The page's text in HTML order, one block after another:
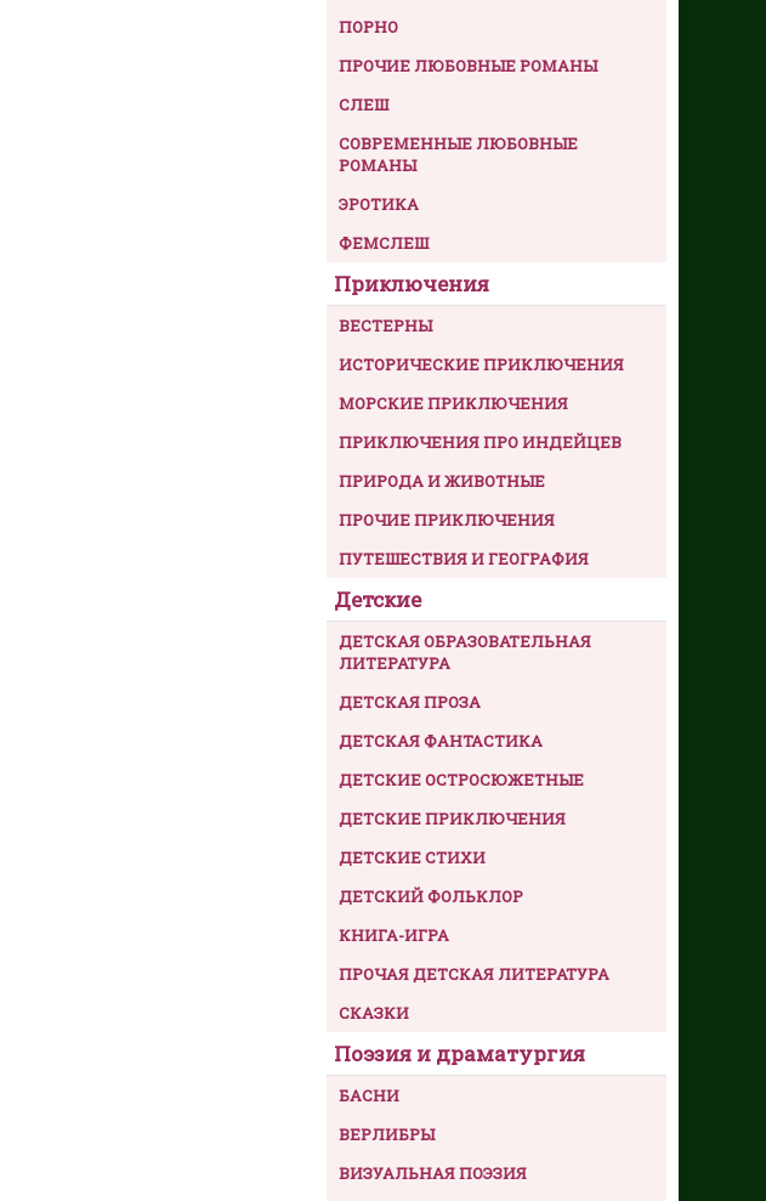
ПОРНО
ПРОЧИЕ ЛЮБОВНЫЕ РОМАНЫ
СЛЕШ
СОВРЕМЕННЫЕ ЛЮБОВНЫЕ
РОМАНЫ
ЭРОТИКА
ФЕМСЛЕШ
Приключения
ВЕСТЕРНЫ
ИСТОРИЧЕСКИЕ ПРИКЛЮЧЕНИЯ
МОРСКИЕ ПРИКЛЮЧЕНИЯ
ПРИКЛЮЧЕНИЯ ПРО ИНДЕЙЦЕВ
ПРИРОДА И ЖИВОТНЫЕ
ПРОЧИЕ ПРИКЛЮЧЕНИЯ
ПУТЕШЕСТВИЯ И ГЕОГРАФИЯ
Детские
ДЕТСКАЯ ОБРАЗОВАТЕЛЬНАЯ
ЛИТЕРАТУРА
ДЕТСКАЯ ПРОЗА
ДЕТСКАЯ ФАНТАСТИКА
ДЕТСКИЕ ОСТРОСЮЖЕТНЫЕ
ДЕТСКИЕ ПРИКЛЮЧЕНИЯ
ДЕТСКИЕ СТИХИ
ДЕТСКИЙ ФОЛЬКЛОР
КНИГА-ИГРА
ПРОЧАЯ ДЕТСКАЯ ЛИТЕРАТУРА
СКАЗКИ
Поэзия и драматургия
БАСНИ
ВЕРЛИБРЫ
ВИЗУАЛЬНАЯ ПОЭЗИЯ